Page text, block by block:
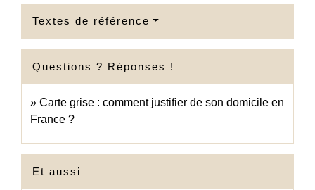
Textes de référence
Questions ? Réponses !
Carte grise : comment justifier de son domicile en
France ?
Et aussi